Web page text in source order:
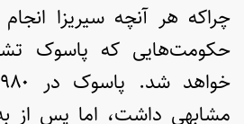
چراکه هر آنچه سیریزا
حکومت‌هایی که پاسوک
مشابهی داشت، اما پس از